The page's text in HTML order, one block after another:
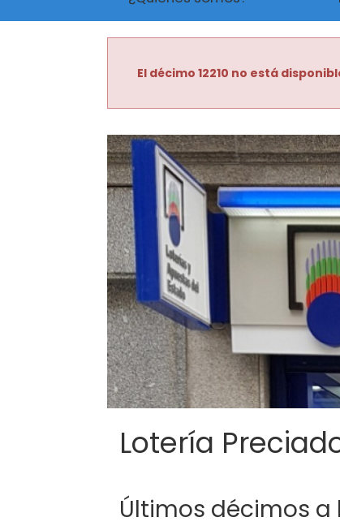
El décimo 12210 no está
Lotería
Últimos décimos a